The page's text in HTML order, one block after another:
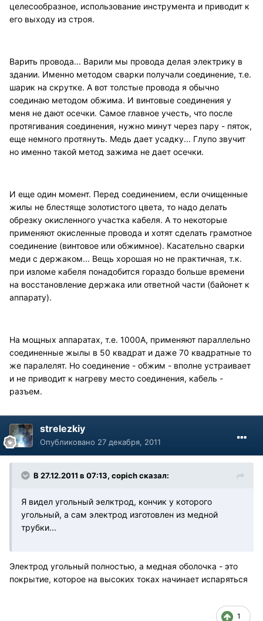
целесообразное, использование инструмента и приводит к
его выходу из строя.
Варить провода... Варили мы провода делая электрику в
здании. Именно методом сварки получали соединение, т.е.
шарик на скрутке. А вот толстые провода я обычно
соединаю методом обжима. И винтовые соединения у
меня не дают осечки. Самое главное учесть, что после
протягивания соединения, нужно минут через пару - пяток,
еще немного протянуть. Медь дает усадку... Глупо звучит
но именно такой метод зажима не дает осечки.
И еще один момент. Перед соединением, если очищенные
жилы не блестяще золотистого цвета, то надо делать
обрезку окисленного участка кабеля. А то некоторые
применяют окисленные провода и хотят сделать грамотное
соединение (винтовое или обжимное). Касательно сварки
меди с держаком... Вещь хорошая но не практичная, т.к.
при изломе кабеля понадобится гораздо больше времени
на восстановление держака или ответной части (байонет к
аппарату).
На мощных аппаратах, т.е. 1000А, применяют параллельно
соединенные жылы в 50 квадрат и даже 70 квадратные то
же паралелят. Но соединение - обжим - вполне устраивает
и не приводит к нагреву место соединения, кабель -
разъем.
strelezkiy
Опубликовано 27 декабря, 2011
В 27.12.2011 в 07:13, copich сказал:
Я видел угольный эелктрод, кончик у которого
угольный, а сам электрод изготовлен из медной
трубки...
Электрод угольный полностью, а медная оболочка - это
покрытие, которое на высоких токах начинает испаряться
1